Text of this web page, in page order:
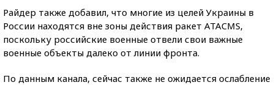
Райдер также добавил, что многие из целей Украины в
России находятся вне зоны действия ракет ATACMS,
поскольку российские военные отвели свои важные
военные объекты далеко от линии фронта.
По данным канала, сейчас также не ожидается ослабление